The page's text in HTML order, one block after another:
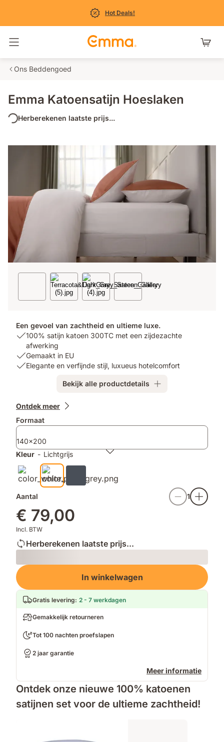
Hot Deals!
Navigatie in- en uitschakelen
Ons Beddengoed
Emma Katoensatijn Hoeslaken
Herberekenen laatste prijs...
Een gevoel van zachtheid en ultieme luxe.
USP
100%
satijn
een
afwerking
100% satijn katoen 300TC met een zijdezachte
afwerking
USP
2:
Gemaakt in EU
USP
verfijnde
luxueus
Elegante en verfijnde stijl, luxueus hotelcomfort
Bekijk alle productdetails
Extra
Ontdek meer
Formaat
140x200
Kleur - Lichtgrijs
Aantal 1
€ 79,00
Incl. BTW
Herberekenen laatste prijs...
Loading
In winkelwagen
Gratis levering: 2 - 7 werkdagen
Gemakkelijk retourneren
Tot 100 nachten proefslapen
2 jaar garantie
Meer informatie
Ontdek onze nieuwe 100% katoenen
satijnen set voor de ultieme zachtheid!